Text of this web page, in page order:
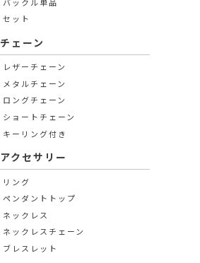
バックル単品
セット
チェーン
レザーチェーン
メタルチェーン
ロングチェーン
ショートチェーン
キーリング付き
アクセサリー
リング
ペンダントトップ
ネックレス
ネックレスチェーン
ブレスレット